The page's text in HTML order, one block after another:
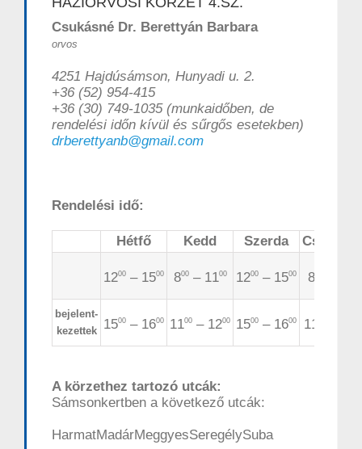
Csukásné Dr. Berettyán Barbara
orvos
4251 Hajdúsámson, Hunyadi u. 2.
+36 (52) 954-415
+36 (30) 749-1035 (munkaidőben, de
rendelési időn kívül és sűrgős esetekben)
drberettyanb@gmail.com
Rendelési idő:
Hétfő Kedd Szerda
1200 – 1500 800– 1100 1200 – 1500 8
bejelent-
kezettek
1500 – 1600 1100 – 1200 1500 – 1600 11
A körzethez tartozó utcák:
Sámsonkertben a következő utcák:
HarmatMadárMeggyesSeregélySuba